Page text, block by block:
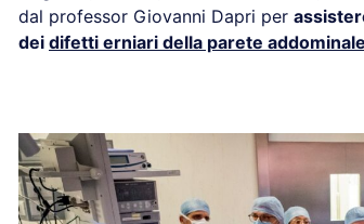
dal professor Giovanni Dapri per
dei difetti erniari della parete